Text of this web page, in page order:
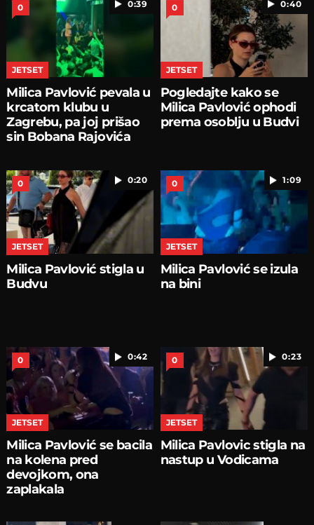
0:39
0
JETSET
Milica Pavlović pevala u
krcatom klubu u
Zagrebu, pa joj prišao
sin Bobana Rajovića
0:40
0
JETSET
Pogledajte kako se
Milica Pavlović ophodi
prema osoblju u Budvi
0:20
0
JETSET
Milica Pavlović stigla u
Budvu
1:09
0
JETSET
Milica Pavlović se izula
na bini
0:42
0
JETSET
Milica Pavlović se bacila
na kolena pred
devojkom, ona
zaplakala
0:23
0
JETSET
Milica Pavlovic stigla na
nastup u Vodicama